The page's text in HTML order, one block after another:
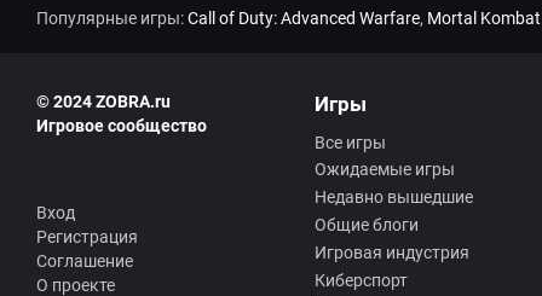
Популярные игры:Call of Duty: Advanced Warfare, Mortal
© 2024 ZOBRA.ru
Игровое сообщество
Вход
Регистрация
Соглашение
О проекте
Игры
Все игры
Ожидаемые игры
Недавно вышедшие
Общие блоги
Игровая индустрия
Киберспорт